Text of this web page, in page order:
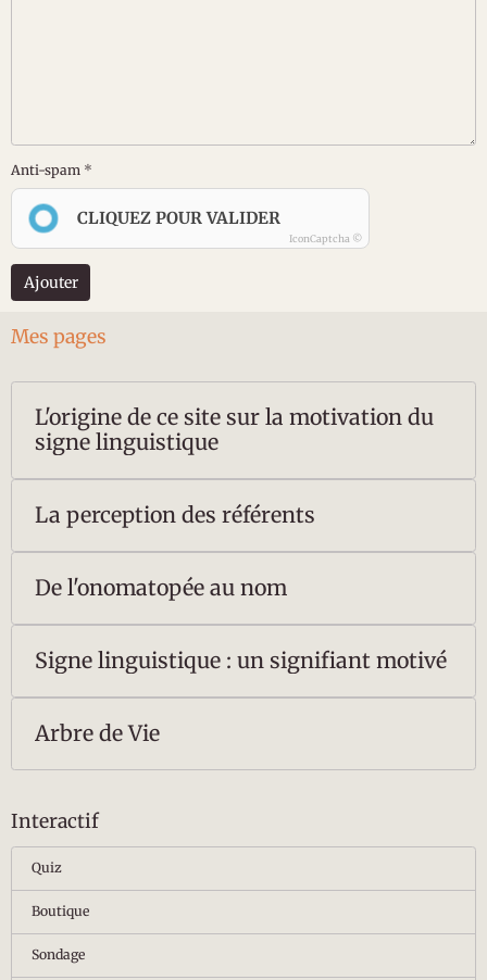
Anti-spam
CLIQUEZ POUR VALIDER
IconCaptcha ©
Ajouter
Mes pages
L'origine de ce site sur la motivation du
signe linguistique
La perception des référents
De l'onomatopée au nom
Signe linguistique : un signifiant motivé
Arbre de Vie
Interactif
Quiz
Boutique
Sondage